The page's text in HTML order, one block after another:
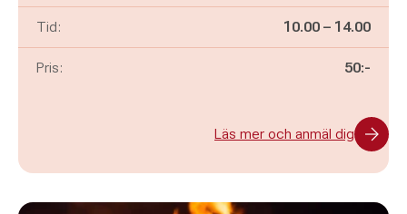
Tid: Pågår mellan
10.00 – och
14.00
Pris: 50:-
Läs mer och anmäl dig